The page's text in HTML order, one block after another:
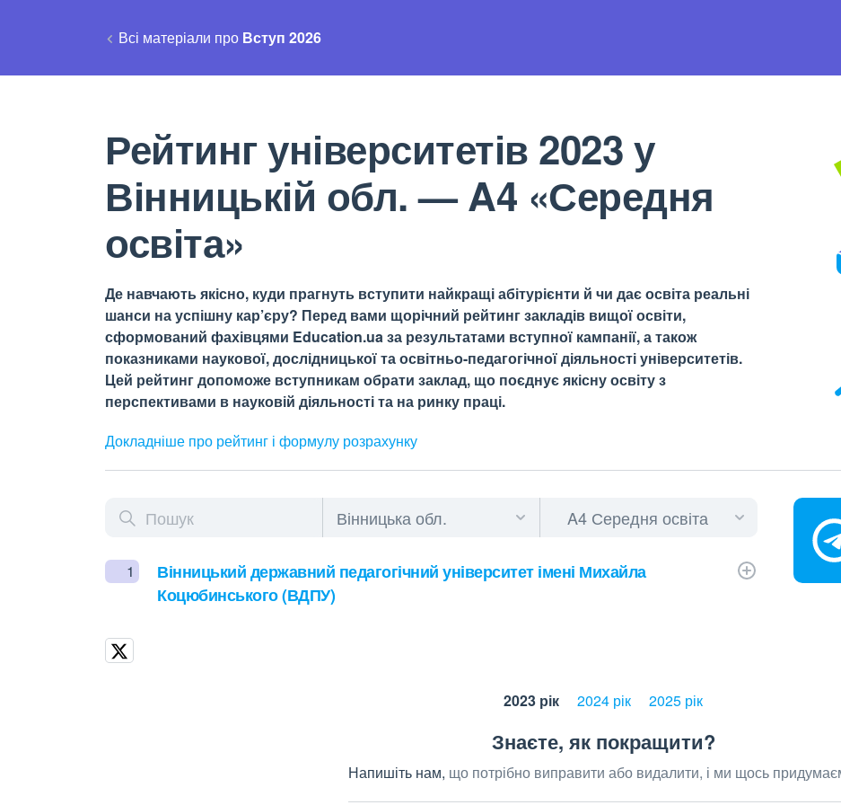
Всі матеріали про Вступ 2026
Рейтинг університетів 2023 у
Вінницькій обл. — A4 «Середня
освіта»
Де навчають якісно, куди прагнуть вступити найкращі абітурієнти й чи дає освіта реальні
шанси на успішну кар’єру? Перед вами щорічний рейтинг закладів вищої освіти,
сформований фахівцями Education.ua за результатами вступної кампанії, а також
показниками наукової, дослідницької та освітньо-педагогічної діяльності університетів.
Цей рейтинг допоможе вступникам обрати заклад, що поєднує якісну освіту з
перспективами в науковій діяльності та на ринку праці.
Докладніше про рейтинг і формулу розрахунку
1
Вінницький державний педагогічний університет імені Михайла
Коцюбинського (ВДПУ)
2023 рік 2024 рік 2025 рік
Знаєте, як покращити?
Напишіть нам, що потрібно виправити або видалити, і ми щось